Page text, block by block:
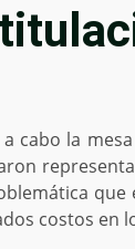
cabo la
costos en